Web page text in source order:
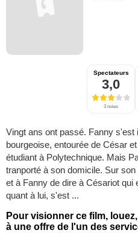
Spectateurs
3,0
3 notes
Vingt ans ont passé. Fanny s'est
bourgeoise, entourée de César
étudiant à Polytechnique. Mais
tranporté à son domicile. Sur
et à Fanny de dire à Césariot qui
quant à lui, s'est ...
Pour visionner ce film,
à une offre de l'un des